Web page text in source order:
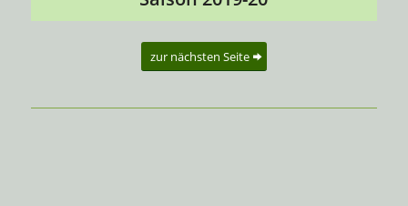
zur nächsten Seite